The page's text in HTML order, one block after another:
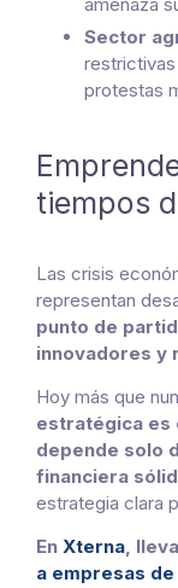
Sector
protestas
tiempos
Las crisis
representan
punto de
innovadores y
Hoy más que
estratégica es
depende solo
financiera
estrategia clara
En Xterna,
a empresas